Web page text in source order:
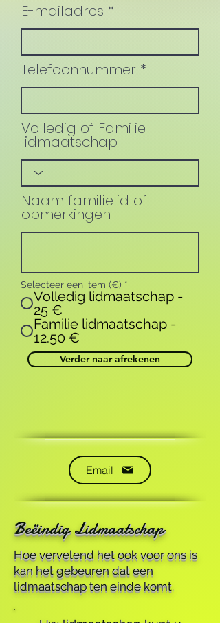
E-mailadres
Telefoonnummer
Volledig of Familie
lidmaatschap
Naam familielid of
opmerkingen
Selecteer een item (€) *
Volledig lidmaatschap -
25 €
Familie lidmaatschap -
12.50 €
Verder naar afrekenen
Email
Beëindig Lidmaatschap
Hoe vervelend het ook voor ons is
kan het gebeuren dat een
lidmaatschap ten einde komt.